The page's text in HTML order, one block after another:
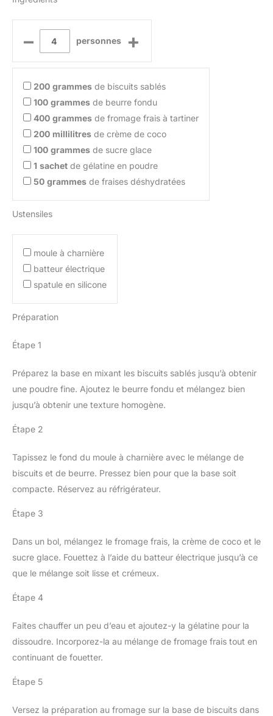
– personnes +
200 grammes de biscuits sablés
100 grammes de beurre fondu
400 grammes de fromage frais à tartiner
200 millilitres de crème de coco
100 grammes de sucre glace
1 sachet de gélatine en poudre
50 grammes de fraises déshydratées
Ustensiles
moule à charnière
batteur électrique
spatule en silicone
Préparation
Étape 1
Préparez la base en mixant les biscuits sablés jusqu’à obtenir
une poudre fine. Ajoutez le beurre fondu et mélangez bien
jusqu’à obtenir une texture homogène.
Étape 2
Tapissez le fond du moule à charnière avec le mélange de
biscuits et de beurre. Pressez bien pour que la base soit
compacte. Réservez au réfrigérateur.
Étape 3
Dans un bol, mélangez le fromage frais, la crème de coco et le
sucre glace. Fouettez à l’aide du batteur électrique jusqu’à ce
que le mélange soit lisse et crémeux.
Étape 4
Faites chauffer un peu d’eau et ajoutez-y la gélatine pour la
dissoudre. Incorporez-la au mélange de fromage frais tout en
continuant de fouetter.
Étape 5
Versez la préparation au fromage sur la base de biscuits dans